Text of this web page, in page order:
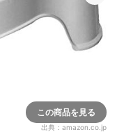
この商品を見る
出典： amazon.co.jp